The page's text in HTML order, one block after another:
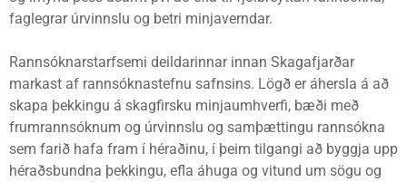
faglegrar úrvinnslu og betri minjaverndar.
Rannsóknarstarfsemi deildarinnar innan Skagafjarðar
markast af rannsóknastefnu safnsins. Lögð er áhersla á að
skapa þekkingu á skagfirsku minja­umhverfi, bæði með
frumrannsóknum og úrvinnslu og samþættingu rannsókna
sem farið hafa fram í héraðinu, í þeim tilgangi að byggja upp
héraðsbundna þekkingu, efla áhuga og vitund um sögu og